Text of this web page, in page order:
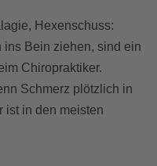
Hexenschuss:
ins Bein ziehen, sind ein
Chiropraktiker.
Schmerz plötzlich in
ist in den meisten